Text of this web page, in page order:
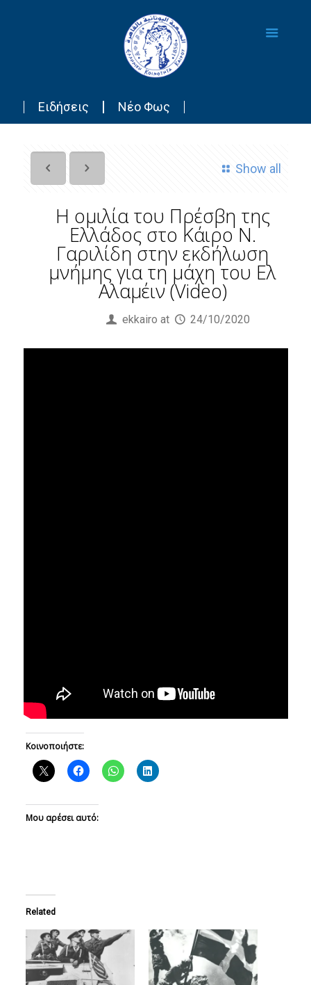
Ειδήσεις Νέο Φως
Show all
Η ομιλία του Πρέσβη της
Ελλάδος στο Κάιρο Ν.
Γαριλίδη στην εκδήλωση
μνήμης για τη μάχη του Ελ
Αλαμέιν (Video)
ekkairo at 24/10/2020
Κοινοποιήστε:
Μου αρέσει αυτό:
Related